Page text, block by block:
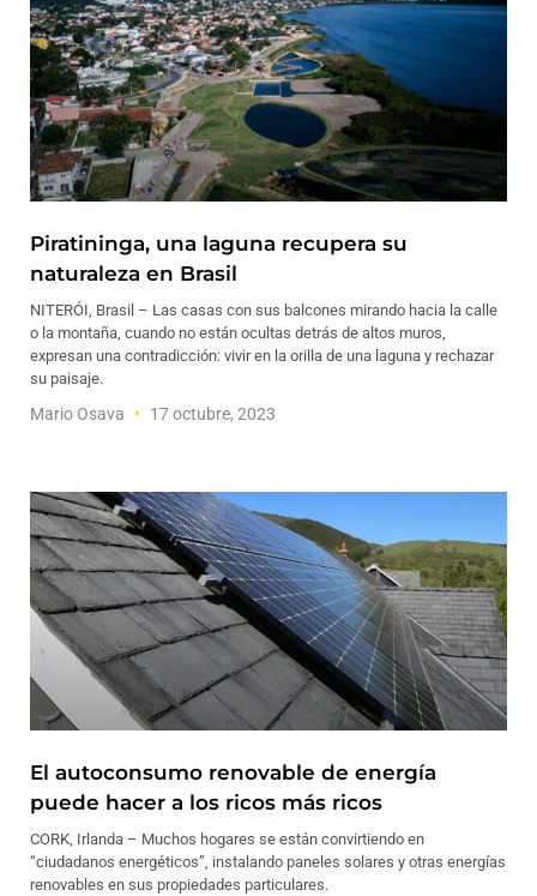
Piratininga, una laguna recupera su
naturaleza en Brasil
NITERÓI, Brasil – Las casas con sus balcones mirando hacia la calle
o la montaña, cuando no están ocultas detrás de altos muros,
expresan una contradicción: vivir en la orilla de una laguna y rechazar
su paisaje.
Mario Osava 17 octubre, 2023
El autoconsumo renovable de energía
puede hacer a los ricos más ricos
CORK, Irlanda – Muchos hogares se están convirtiendo en
“ciudadanos energéticos”, instalando paneles solares y otras energías
renovables en sus propiedades particulares.